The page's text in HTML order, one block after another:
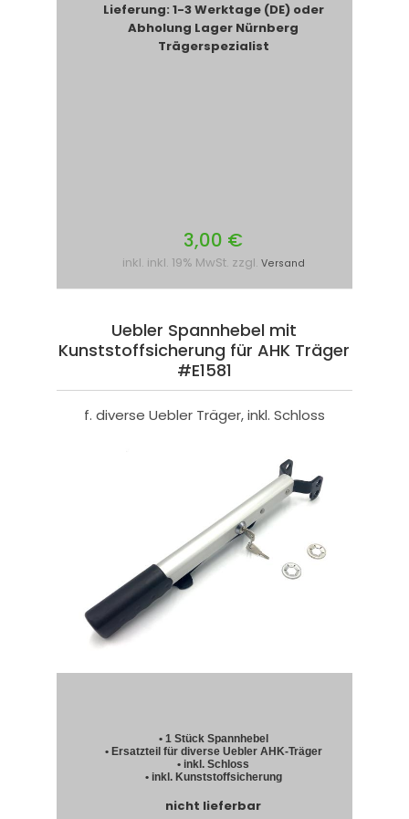
Lieferung: 1-3 Werktage (DE) oder
Abholung Lager Nürnberg
Trägerspezialist
3,00 €
inkl. inkl. 19% MwSt. zzgl. Versand
Uebler Spannhebel mit
Kunststoffsicherung für AHK Träger
#E1581
f. diverse Uebler Träger, inkl. Schloss
• 1 Stück Spannhebel
• Ersatzteil für diverse Uebler AHK-Träger
• inkl. Schloss
• inkl. Kunststoffsicherung
nicht lieferbar